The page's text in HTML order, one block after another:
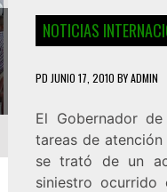
NOTICIAS
PD JUNIO 17, 2010 BYADMIN
El Gobernador
tareas de
se trató de un
siniestro ocurrido